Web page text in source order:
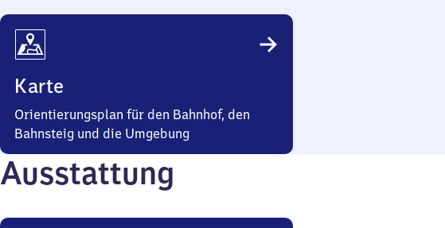
Karte
Orientierungsplan für den Bahnhof, den
Bahnsteig und die Umgebung
Ausstattung